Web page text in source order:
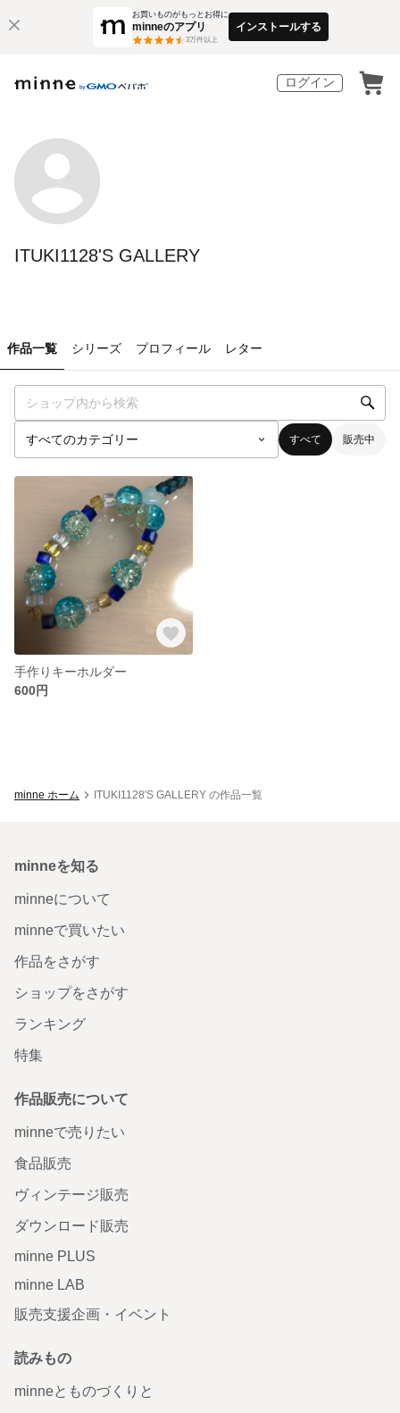
お買いものがもっとお得に
minneのアプリ
3万件以上
インストールする
ログイン
ITUKI1128'S GALLERY
作品一覧 シリーズ プロフィール レター
すべて 販売中
手作りキーホルダー
600円
minne ホーム ITUKI1128'S GALLERY の作品一覧
minneを知る
minneについて
minneで買いたい
作品をさがす
ショップをさがす
ランキング
特集
作品販売について
minneで売りたい
食品販売
ヴィンテージ販売
ダウンロード販売
minne PLUS
minne LAB
販売支援企画・イベント
読みもの
minneとものづくりと